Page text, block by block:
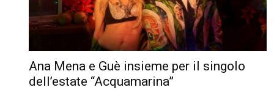
Ana Mena e Guè insieme per il singolo
dell’estate “Acquamarina”